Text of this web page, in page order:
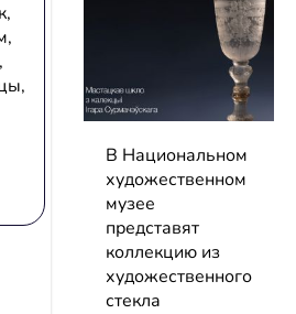
В Национальном
художественном
музее
представят
коллекцию из
художественного
стекла